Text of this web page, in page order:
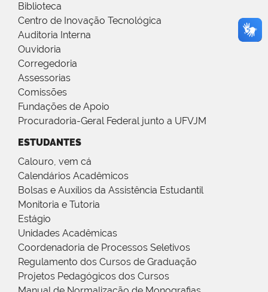
Biblioteca
Centro de Inovação Tecnológica
Auditoria Interna
Ouvidoria
Corregedoria
Assessorias
Comissões
Fundações de Apoio
Procuradoria-Geral Federal junto a UFVJM
ESTUDANTES
Calouro, vem cá
Calendários Acadêmicos
Bolsas e Auxílios da Assistência Estudantil
Monitoria e Tutoria
Estágio
Unidades Acadêmicas
Coordenadoria de Processos Seletivos
Regulamento dos Cursos de Graduação
Projetos Pedagógicos dos Cursos